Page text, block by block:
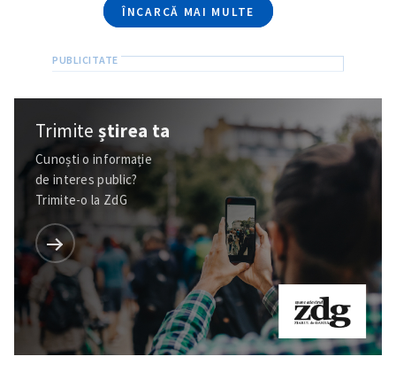
ÎNCARCĂ MAI MULTE
Trimiteștirea ta
Cunoști o informație
de interes public?
Trimite-o la ZdG